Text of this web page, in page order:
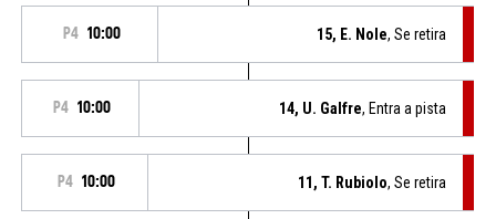
P4 10:00 15, E. Nole, Se retira
P4 10:00 14, U. Galfre, Entra a pista
P4 10:00 11, T. Rubiolo, Se retira